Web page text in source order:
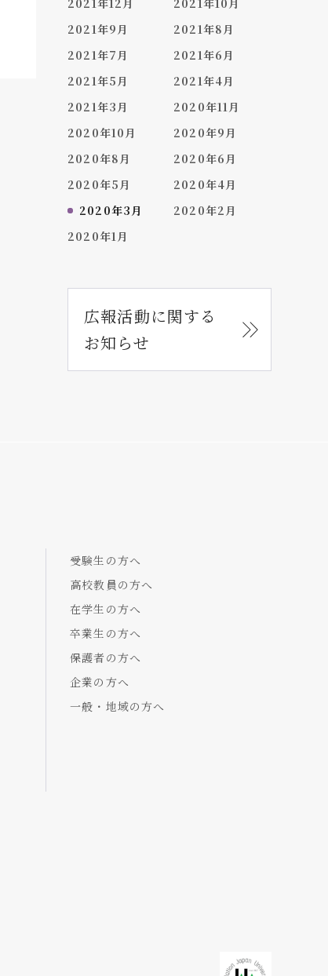
2021年12月
2021年10月
2021年9月
2021年8月
2021年7月
2021年6月
2021年5月
2021年4月
2021年3月
2020年11月
2020年10月
2020年9月
2020年8月
2020年6月
2020年5月
2020年4月
2020年3月
2020年2月
2020年1月
広報活動に関する
お知らせ
受験生の方へ
高校教員の方へ
在学生の方へ
卒業生の方へ
保護者の方へ
企業の方へ
一般・地域の方へ